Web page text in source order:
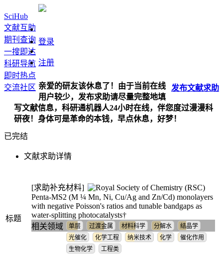
SciHub
文献互助
期刊查询
一搜即达
科研导航
即时热点
交流社区
登录
注册
发布文献求助
亲爱的研友该休息了！由于当前在线
用户较少，发布求助请尽量完整地填
写文献信息，科研通机器人24小时在线，伴您度过漫漫科
研夜！身体可是革命的本钱，早点休息，好梦！
已完结
文献求助详情
标题
[求助补充材料]
Penta-MS2 (M ¼ Mn, Ni, Cu/Ag and Zn/Cd) monolayers
with negative Poisson's ratios and tunable bandgaps as
water-splitting photocatalysts†
相关领域
单层 过渡金属 材料科学 分解水
结晶学
光催化
化学工程 纳米技术 化学
催化作用
生物化学
工程类